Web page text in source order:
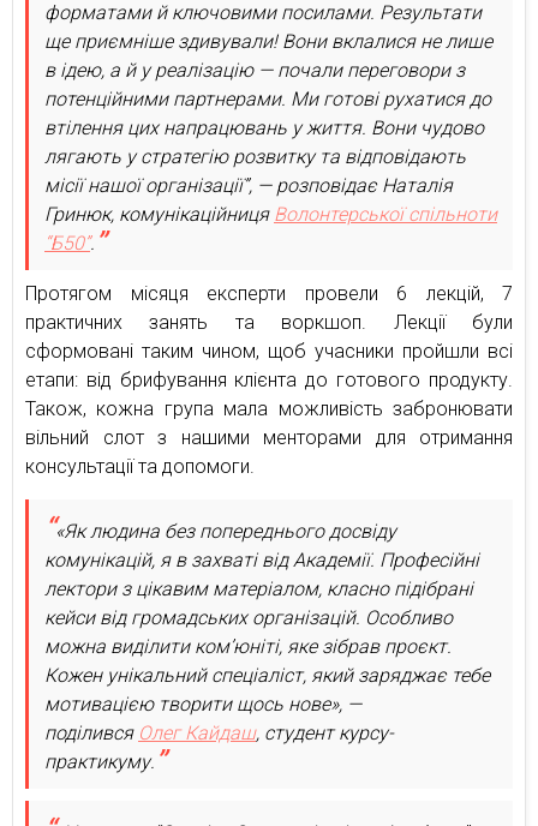
форматами й ключовими посилами. Результати
ще приємніше здивували! Вони вклалися не лише
в ідею, а й у реалізацію — почали переговори з
потенційними партнерами. Ми готові рухатися до
втілення цих напрацювань у життя. Вони чудово
лягають у стратегію розвитку та відповідають
місії нашої організації”, — розповідає Наталія
Гринюк, комунікаційниця Волонтерської спільноти
“Б50”.
Протягом місяця експерти провели 6 лекцій, 7
практичних занять та воркшоп. Лекції були
сформовані таким чином, щоб учасники пройшли всі
етапи: від брифування клієнта до готового продукту.
Також, кожна група мала можливість забронювати
вільний слот з нашими менторами для отримання
консультації та допомоги.
«Як людина без попереднього досвіду
комунікацій, я в захваті від Академії. Професійні
лектори з цікавим матеріалом, класно підібрані
кейси від громадських організацій. Особливо
можна виділити ком’юніті, яке зібрав проєкт.
Кожен унікальний спеціаліст, який заряджає тебе
мотивацією творити щось нове», —
поділився Олег Кайдаш, студент курсу-
практикуму.